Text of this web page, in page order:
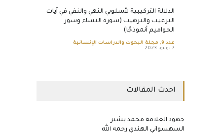
الدلالة التركيبية لأسلوبي النهي والنفي في آيات
الترغيب والترهيب (سورة النساء وسور
الحواميم أنموذجًا)
عدد 9 , مجلة البحوث والدراسات الإنسانية
7 يوليو، 2023
احدث المقالات
جهود العلامة محمد بشير
السهسواني الهندي رحمه الله